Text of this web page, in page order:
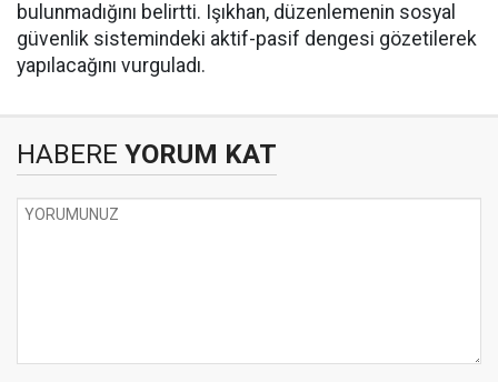
bulunmadığını belirtti. Işıkhan, düzenlemenin sosyal
güvenlik sistemindeki aktif-pasif dengesi gözetilerek
yapılacağını vurguladı.
HABERE YORUM KAT